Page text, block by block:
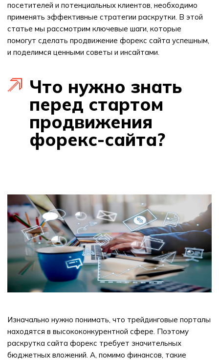
посетителей и потенциальных клиентов, необходимо
применять эффективные стратегии раскрутки. В этой
статье мы рассмотрим ключевые шаги, которые
помогут сделать продвижение форекс сайта успешным,
и поделимся ценными советы и инсайтами.
Что нужно знать
перед стартом
продвижения
форекс-сайта?
Изначально нужно понимать, что трейдинговые порталы
находятся в высококонкурентной сфере. Поэтому
раскрутка сайта форекс требует значительных
бюджетных вложений. А, помимо финансов, такие